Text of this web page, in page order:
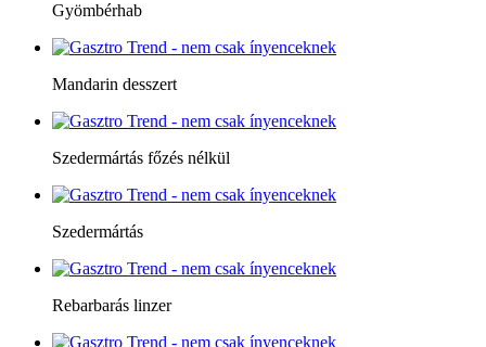
Gyömbérhab
Mandarin desszert
Szedermártás főzés nélkül
Szedermártás
Rebarbarás linzer